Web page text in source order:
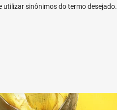
utilizar sinônimos do termo desejado.